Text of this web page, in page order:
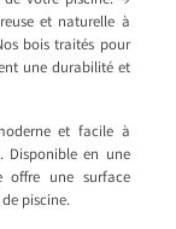
et naturelle à
bois traités pour
une durabilité et
et facile à
Disponible en une
offre une surface
piscine.